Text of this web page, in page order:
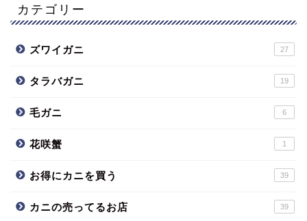
カテゴリー
ズワイガニ 27
タラバガニ 19
毛ガニ 6
花咲蟹 1
お得にカニを買う 39
カニの売ってるお店 39